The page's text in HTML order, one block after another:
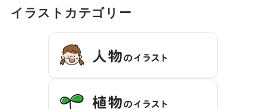
イラストカテゴリー